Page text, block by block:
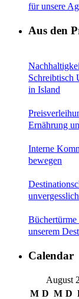
für unsere
Aus den
Schreibtisch
in Island
Ernährung
Interne
bewegen
Büchertürme
unserem
Calendar
August
M D M D